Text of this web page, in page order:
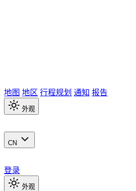
地图 地区 行程规划 通知 报告
外观
CN
登录
外观